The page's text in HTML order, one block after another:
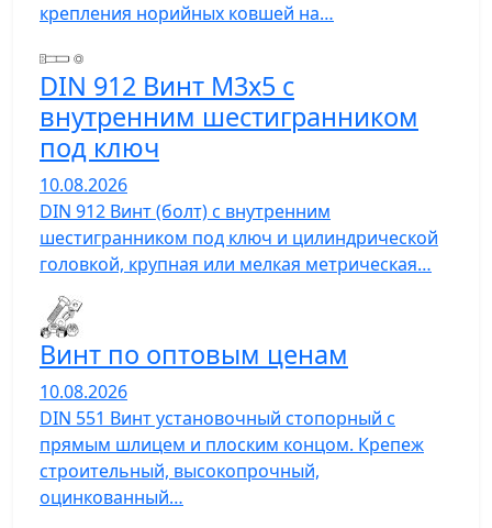
крепления норийных ковшей на…
DIN 912 Винт М3х5 с
внутренним шестигранником
под ключ
10.08.2026
DIN 912 Винт (болт) с внутренним
шестигранником под ключ и цилиндрической
головкой, крупная или мелкая метрическая…
Винт по оптовым ценам
10.08.2026
DIN 551 Винт установочный стопорный с
прямым шлицем и плоским концом. Крепеж
строительный, высокопрочный,
оцинкованный…